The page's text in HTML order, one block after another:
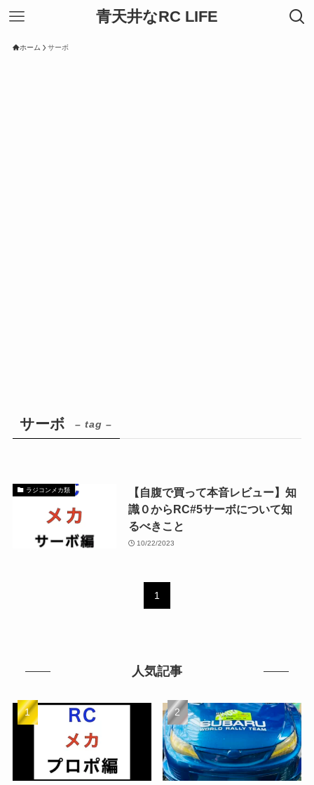
青天井なRC LIFE
ホーム サーボ
サーボ – tag –
ラジコンメカ類
【自腹で買って本音レビュー】知
識０からRC#5サーボについて知
るべきこと
10/22/2023
1
人気記事